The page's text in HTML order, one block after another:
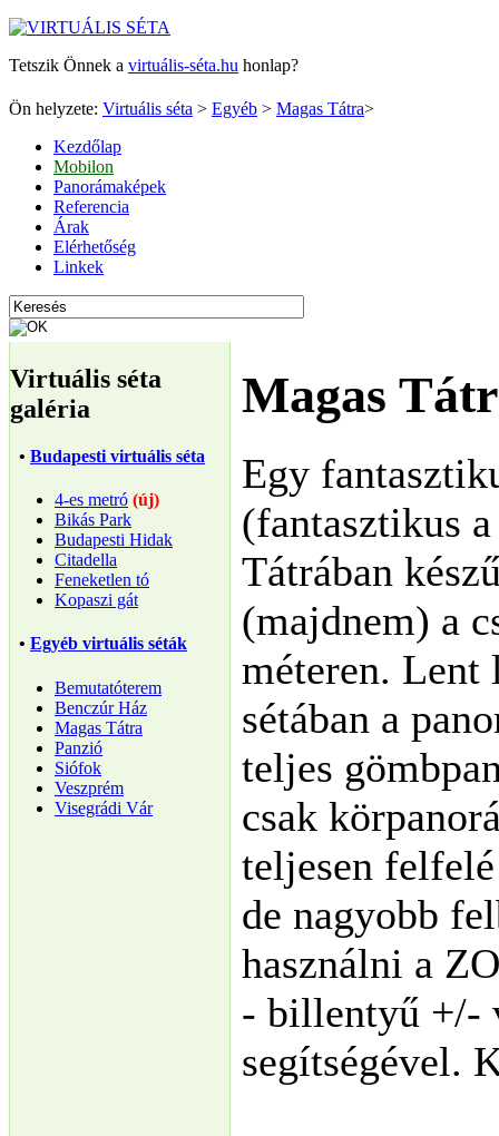
Tetszik Önnek a virtuális-séta.hu honlap?
Ön helyzete: Virtuális séta > Egyéb > Magas Tátra>
Kezdőlap
Mobilon
Panorámaképek
Referencia
Árak
Elérhetőség
Linkek
Virtuális séta
galéria
• Budapesti virtuális séta
4-es metró (új)
Bikás Park
Budapesti Hidak
Citadella
Feneketlen tó
Kopaszi gát
• Egyéb virtuális séták
Bemutatóterem
Benczúr Ház
Magas Tátra
Panzió
Siófok
Veszprém
Visegrádi Vár
Magas
Egy
(fantasztikus
Tátrában
(majdnem) a
méteren.
sétában a
teljes
csak
teljesen
de nagyobb
használni a
- billentyű +/-
segítségével.